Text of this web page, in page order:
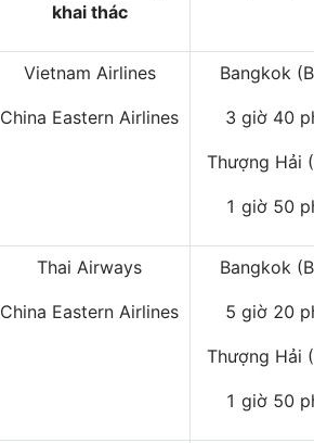
khai thác
Vietnam Airlines
China Eastern Airlines
Bangkok
3 giờ 40
Thượng Hải
1 giờ 50
Thai Airways
China Eastern Airlines
Bangkok
5 giờ 20
Thượng Hải
1 giờ 50